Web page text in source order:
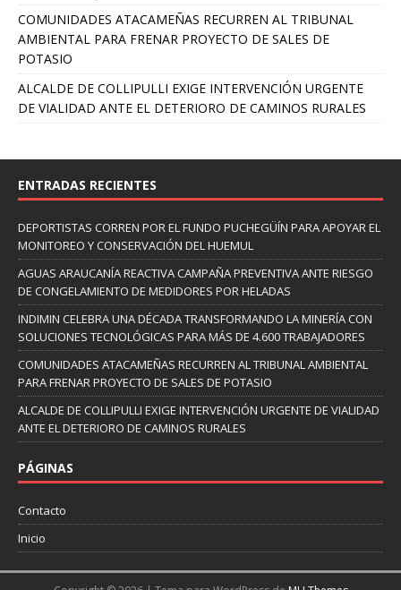
COMUNIDADES ATACAMEÑAS RECURREN AL TRIBUNAL
AMBIENTAL PARA FRENAR PROYECTO DE SALES DE
POTASIO
ALCALDE DE COLLIPULLI EXIGE INTERVENCIÓN URGENTE
DE VIALIDAD ANTE EL DETERIORO DE CAMINOS RURALES
ENTRADAS RECIENTES
DEPORTISTAS CORREN POR EL FUNDO PUCHEGÜÍN PARA APOYAR EL
MONITOREO Y CONSERVACIÓN DEL HUEMUL
AGUAS ARAUCANÍA REACTIVA CAMPAÑA PREVENTIVA ANTE RIESGO
DE CONGELAMIENTO DE MEDIDORES POR HELADAS
INDIMIN CELEBRA UNA DÉCADA TRANSFORMANDO LA MINERÍA CON
SOLUCIONES TECNOLÓGICAS PARA MÁS DE 4.600 TRABAJADORES
COMUNIDADES ATACAMEÑAS RECURREN AL TRIBUNAL AMBIENTAL
PARA FRENAR PROYECTO DE SALES DE POTASIO
ALCALDE DE COLLIPULLI EXIGE INTERVENCIÓN URGENTE DE VIALIDAD
ANTE EL DETERIORO DE CAMINOS RURALES
PÁGINAS
Contacto
Inicio